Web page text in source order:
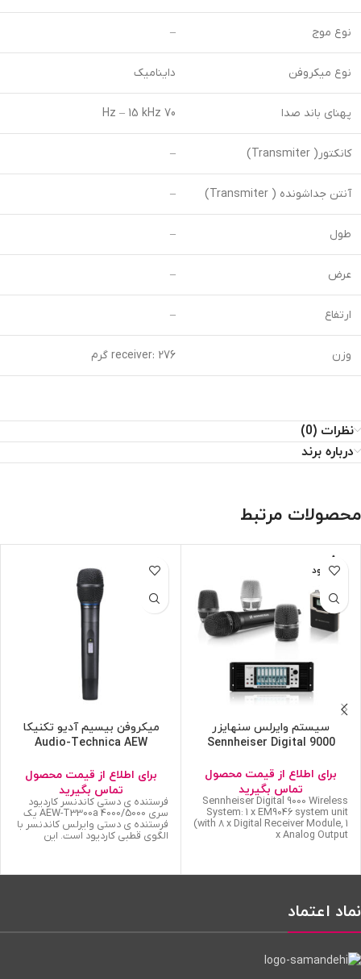
نوع موج –
نوع میکروفن داینامیک
پهنای باند صدا 70 Hz – 15 kHz
کانکتور( Transmiter) –
آنتن جداشونده ( Transmiter) –
طول –
عرض –
ارتفاع –
وزن receiver: 276 گرم
نظرات (0)
درباره برند
محصولات مرتبط
ناموجود
سیستم وایرلس سنهایزر
Sennheiser Digital 9000
برای اطلاع از قیمت محصول
تماس بگیرید
Sennheiser Digital 9000 Wireless
System: 1 x EM9046 system unit
(with 8 x Digital Receiver Module, 1
x Analog Output
میکروفن بیسیم آدیو تکنیکا
Audio-Technica AEW
برای اطلاع از قیمت محصول
تماس بگیرید
فرستنده ی دستی کاندنسر کاردیود
سری 4000/5000 AEW-T3300a یک
فرستنده ی دستی وایرلس کاندنسر با
الگوی قطبی کاردیود است. این
نماد اعتماد